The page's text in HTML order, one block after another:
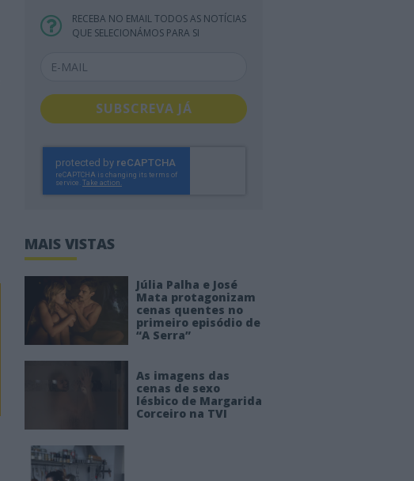
RECEBA NO EMAIL TODOS AS NOTÍCIAS
QUE SELECIONÁMOS PARA SI
SUBSCREVA JÁ
MAIS VISTAS
Júlia Palha e José
Mata protagonizam
cenas quentes no
primeiro episódio de
“A Serra”
As imagens das
cenas de sexo
lésbico de Margarida
Corceiro na TVI